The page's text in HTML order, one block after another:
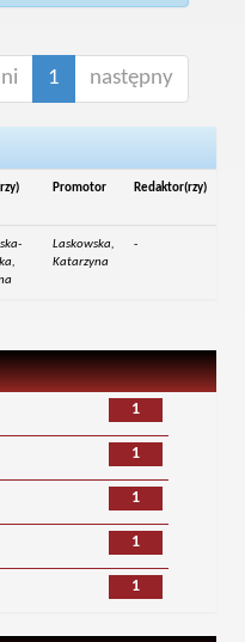
1 następny
Promotor Redaktor(rzy)
Laskowska,
Katarzyna
-
1
1
1
1
1